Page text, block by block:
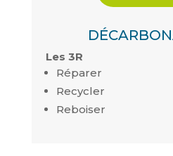
Les 3R
Réparer
Recycler
Reboiser